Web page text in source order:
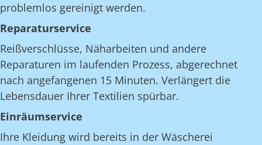
problemlos gereinigt werden.
Reparaturservice
Reißverschlüsse, Näharbeiten und andere
Reparaturen im laufenden Prozess, abgerechnet
nach angefangenen 15 Minuten. Verlängert die
Lebensdauer Ihrer Textilien spürbar.
Einräumservice
Ihre Kleidung wird bereits in der Wäscherei